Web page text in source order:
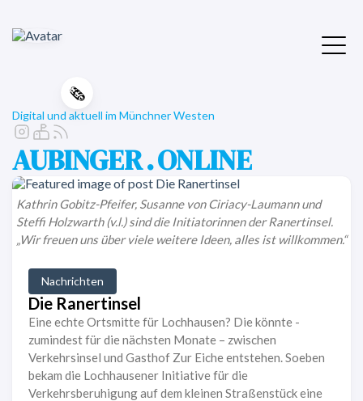
🗞️
Digital und aktuell im Münchner Westen
AUBINGER . ONLINE
Kathrin Gobitz-Pfeifer, Susanne von Ciriacy-Laumann und
Steffi Holzwarth (v.l.) sind die Initiatorinnen der Ranertinsel.
„Wir freuen uns über viele weitere Ideen, alles ist willkommen.“
Nachrichten
Die Ranertinsel
Eine echte Ortsmitte für Lochhausen? Die könnte -
zumindest für die nächsten Monate – zwischen
Verkehrsinsel und Gasthof Zur Eiche entstehen. Soeben
bekam die Lochhausener Initiative für die
Verkehrsberuhigung auf dem kleinen Straßenstück eine